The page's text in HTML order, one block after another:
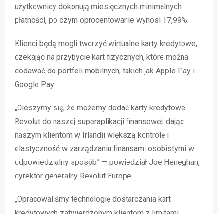
użytkownicy dokonują miesięcznych minimalnych
płatności, po czym oprocentowanie wynosi 17,99%.
Klienci będą mogli tworzyć wirtualne karty kredytowe,
czekając na przybycie kart fizycznych, które można
dodawać do portfeli mobilnych, takich jak Apple Pay i
Google Pay.
„Cieszymy się, że możemy dodać karty kredytowe
Revolut do naszej superaplikacji finansowej, dając
naszym klientom w Irlandii większą kontrolę i
elastyczność w zarządzaniu finansami osobistymi w
odpowiedzialny sposób” — powiedział Joe Heneghan,
dyrektor generalny Revolut Europe.
„Opracowaliśmy technologię dostarczania kart